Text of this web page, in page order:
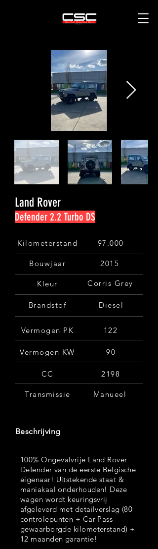
Kilometerstand 97.000
Bouwjaar 2015
Kleur Corris Grey
Diesel
Brandstof
Vermogen PK 122
Vermogen KW 90
CC 2198
Transmissie Manueel
Beschrijving
100% Ongevalvrije Land Rover
Defender van de eerste Belgische
eigenaar! Uitstekende staat &
maniakaal onderhouden! Deze
wagen wordt keuringsvrij
afgeleverd met detailverslag (80
controlepunten + Car-Pass
gewaarborgde kilometerstand) +
12 maanden garantie!
Defender 2.2 Turbo DS
Land Rover